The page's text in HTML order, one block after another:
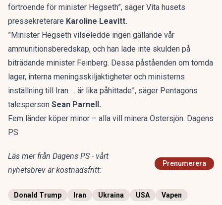
förtroende för minister Hegseth”, säger Vita husets
pressekreterare Karoline Leavitt.
”Minister Hegseth vilseledde ingen gällande vår
ammunitionsberedskap, och han lade inte skulden på
biträdande minister Feinberg. Dessa påståenden om tömda
lager, interna meningsskiljaktigheter och ministerns
inställning till Iran … är lika påhittade”, säger Pentagons
talesperson Sean Parnell.
Fem länder köper minor – alla vill minera Östersjön. Dagens
PS
Läs mer från Dagens PS - vårt
nyhetsbrev är kostnadsfritt:
Prenumerera
Donald Trump Iran Ukraina USA Vapen